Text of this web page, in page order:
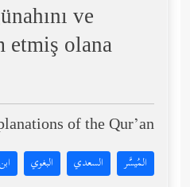
ve
etmiş olana
of the Qur’an:
المُيسَّر السعدي البغوي